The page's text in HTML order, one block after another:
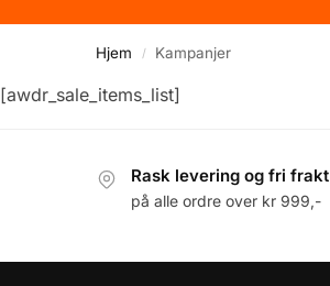
Hjem / Kampanjer
[awdr_sale_items_list]
Rask levering og fri frakt
på alle ordre over kr 999,-